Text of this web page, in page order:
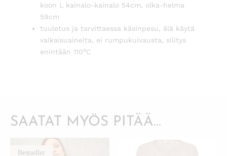
koon L kainalo-kainalo 54cm, olka-helma
59cm
tuuletus ja tarvittaessa käsinpesu, älä käytä
valkaisuaineita, ei rumpukuivausta, silitys
enintään 110°C
SAATAT MYÖS PITÄÄ...
BestsellerKATSO PIKANÄKYMÄ